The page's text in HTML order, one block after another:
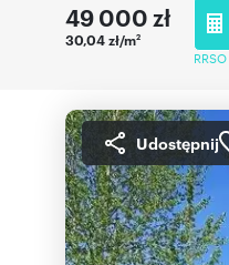
49 000 zł
30,04 zł/m2
Udostępnij